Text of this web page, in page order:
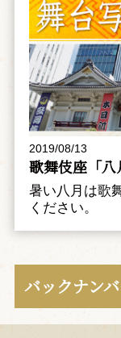
2019/08/13
歌舞伎座「八
暑い八月は歌
ください。
バックナン